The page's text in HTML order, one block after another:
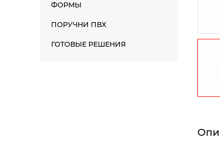
ФОРМЫ
ПОРУЧНИ ПВХ
ГОТОВЫЕ РЕШЕНИЯ